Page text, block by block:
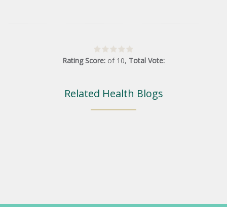
Rating Score: of 10, Total Vote:
Related Health Blogs